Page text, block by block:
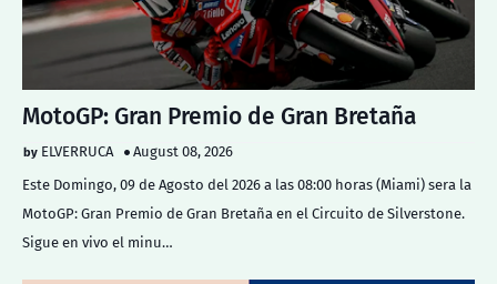
MotoGP: Gran Premio de Gran Bretaña
ELVERRUCA
August 08, 2026
Este Domingo, 09 de Agosto del 2026 a las 08:00 horas (Miami) sera la
MotoGP: Gran Premio de Gran Bretaña en el Circuito de Silverstone.
Sigue en vivo el minu…